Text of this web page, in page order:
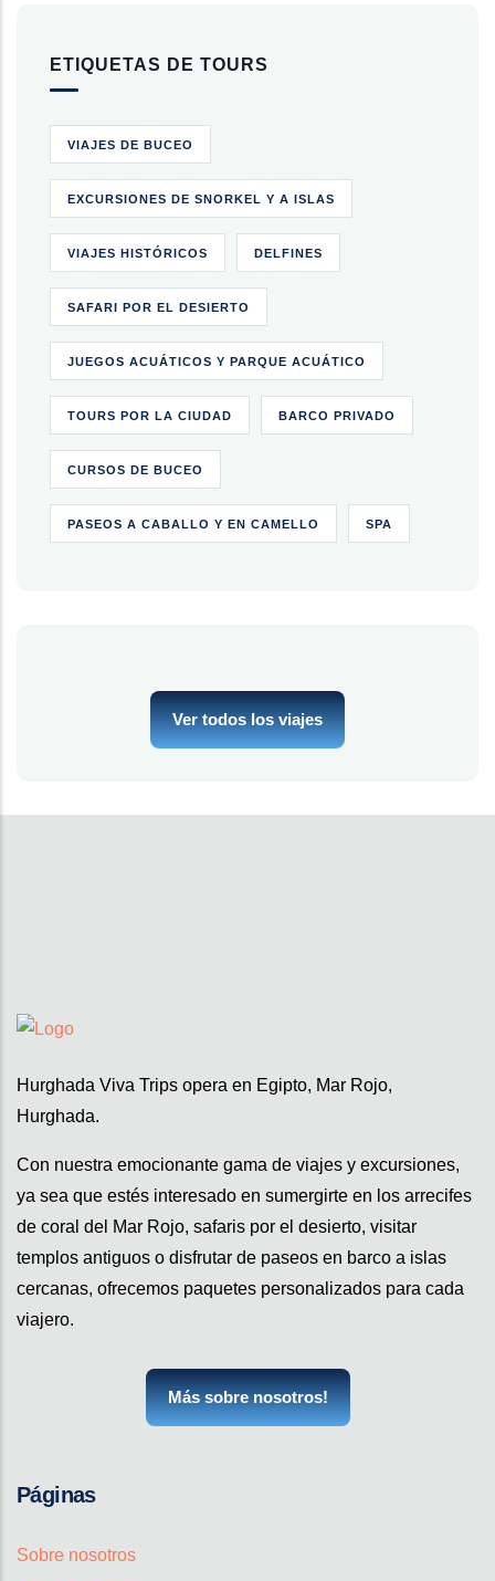
ETIQUETAS DE TOURS
VIAJES DE BUCEO
EXCURSIONES DE SNORKEL Y A ISLAS
VIAJES HISTÓRICOS DELFINES
SAFARI POR EL DESIERTO
JUEGOS ACUÁTICOS Y PARQUE ACUÁTICO
TOURS POR LA CIUDAD BARCO PRIVADO
CURSOS DE BUCEO
PASEOS A CABALLO Y EN CAMELLO SPA
Ver todos los viajes
Hurghada Viva Trips opera en Egipto, Mar Rojo,
Hurghada.
Con nuestra emocionante gama de viajes y excursiones,
ya sea que estés interesado en sumergirte en los arrecifes
de coral del Mar Rojo, safaris por el desierto, visitar
templos antiguos o disfrutar de paseos en barco a islas
cercanas, ofrecemos paquetes personalizados para cada
viajero.
Más sobre nosotros!
Páginas
Sobre nosotros